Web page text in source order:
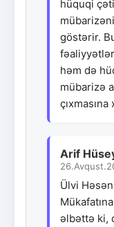
hüquqi
göstərir.
həm də
mübarizə
Arif
Ülvi
əlbəttə ki,